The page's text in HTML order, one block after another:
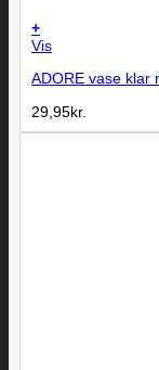
+
Vis
ADORE vase klar
29,95kr.